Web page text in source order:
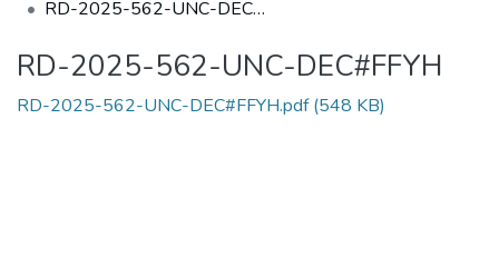
RD-2025-562-UNC-DEC#FFYH
RD-2025-562-UNC-DEC#FFYH
RD-2025-562-UNC-DEC#FFYH.pdf(548 KB)